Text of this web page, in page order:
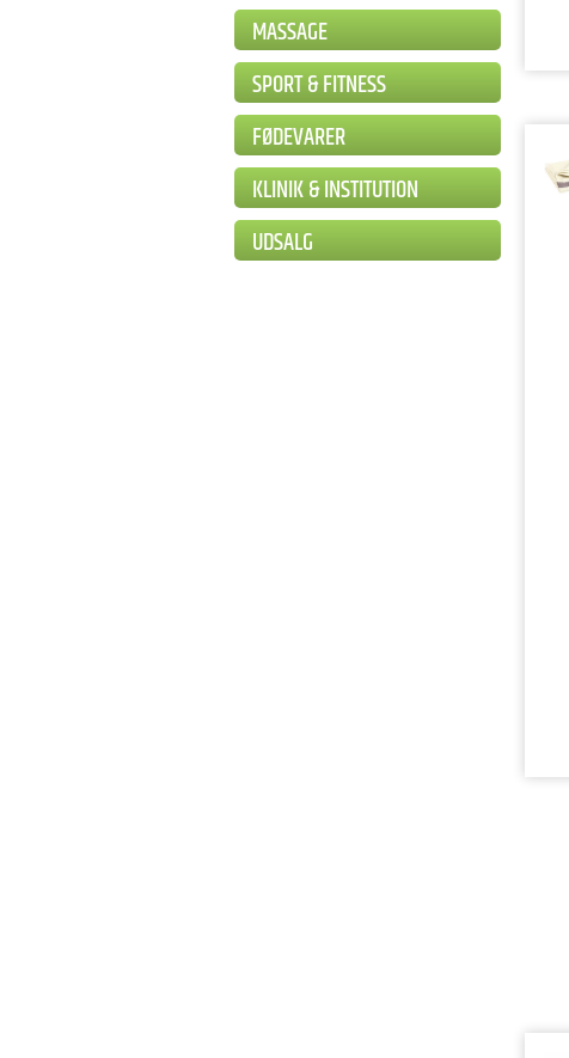
MASSAGE
SPORT & FITNESS
FØDEVARER
KLINIK & INSTITUTION
UDSALG